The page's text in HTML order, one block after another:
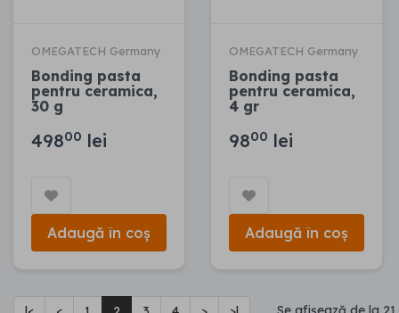
OMEGATECH Germany
Bonding pasta
pentru ceramica,
30 g
49800 lei
Adaugă în coș
OMEGATECH Germany
Bonding pasta
pentru ceramica,
4 gr
9800 lei
Adaugă în coș